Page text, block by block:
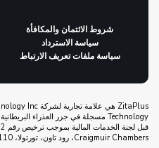
شروط الائتمان والمكافأة
سياسة الاسترداد
سياسة ملفات تعريف الارتباط
Craigmuir Chambers، رود تاون، تورتولا، VG 1110، جزر العذراء البريطانية.